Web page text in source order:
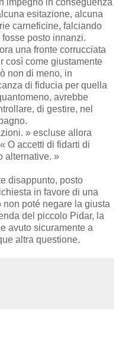
esitazione, alcuna
carneficine, falciando
posto innanzi.
una fronte corrucciata
così come giustamente
non di meno, in
di fiducia per quella
avrebbe
di gestire, nel
» escluse allora
O accetti di fidarti di
alternative. »
disappunto, posto
in favore di una
poté negare la giusta
del piccolo Pidar, la
avuto sicuramente a
altra questione.